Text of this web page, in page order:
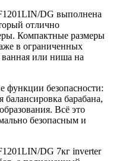
DG выполнена
отлично
Компактные размеры
в ограниченных
ванная или ниша на
функции безопасности:
балансировка барабана,
Всё это
безопасным и
DG 7кг inverter